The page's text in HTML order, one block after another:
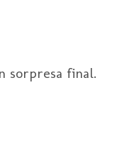
sorpresa final.